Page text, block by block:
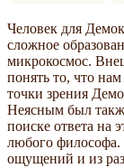
Человек для
сложное
микрокосмос.
понять то, что
точки зрения
Неясным был
поиске ответа на
любого философа.
ощущений и из